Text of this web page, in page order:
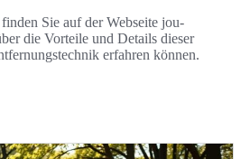
Sie auf der Webseite jou-
die Vorteile und Details dieser
erfahren können.